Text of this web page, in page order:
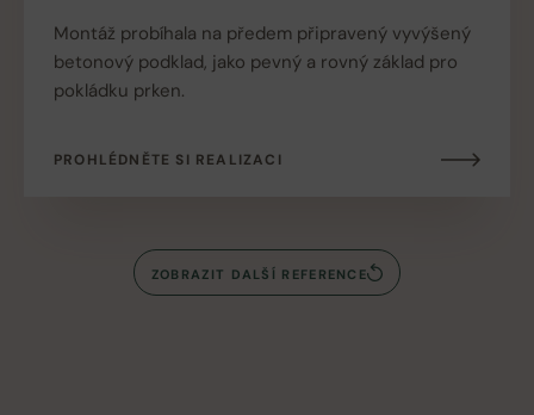
Montáž probíhala na předem připravený vyvýšený
betonový podklad, jako pevný a rovný základ pro
pokládku prken.
PROHLÉDNĚTE SI REALIZACI
ZOBRAZIT DALŠÍ REFERENCE